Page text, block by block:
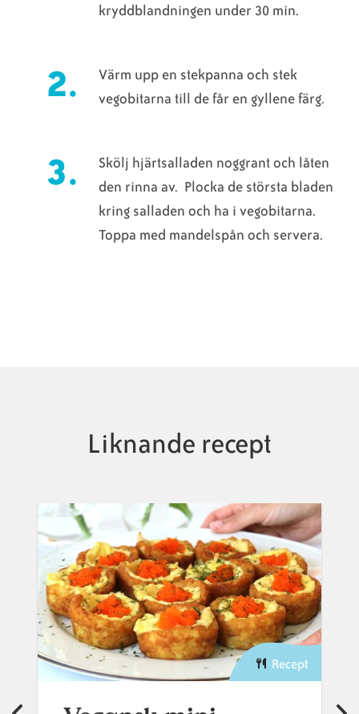
kryddblandningen under 30 min.
Värm upp en stekpanna och stek
vegobitarna till de får en gyllene färg.
Skölj hjärtsalladen noggrant och låten
den rinna av. Plocka de största bladen
kring salladen och ha i vegobitarna.
Toppa med mandelspån och servera.
Liknande recept
Recept